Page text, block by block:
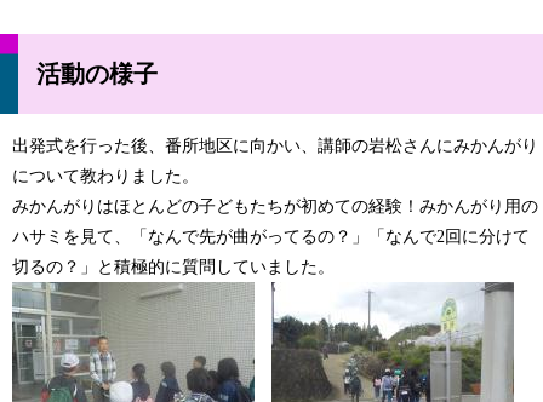
活動の様子
出発式を行った後、番所地区に向かい、講師の岩松さんにみかんがり
について教わりました。
みかんがりはほとんどの子どもたちが初めての経験！みかんがり用の
ハサミを見て、「なんで先が曲がってるの？」「なんで2回に分けて
切るの？」と積極的に質問していました。